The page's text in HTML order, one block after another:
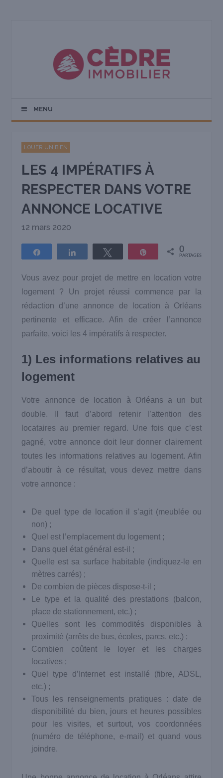
MENU
LOUER UN BIEN
LES 4 IMPÉRATIFS À
RESPECTER DANS VOTRE
ANNONCE LOCATIVE
12 mars 2020
Partagez Partagez Tweetez Épingle 0
PARTAGES
Vous avez pour projet de mettre en location votre
logement ? Un projet réussi commence par la
rédaction d’une annonce de location à Orléans
pertinente et efficace. Afin de créer l’annonce
parfaite, voici les 4 impératifs à respecter.
1) Les informations relatives au
logement
Votre annonce de location à Orléans a un but
double. Il faut d’abord retenir l’attention des
locataires au premier regard. Une fois que c’est
gagné, votre annonce doit leur donner clairement
toutes les informations relatives au logement. Afin
d’aboutir à ce résultat, vous devez mettre dans
votre annonce :
De quel type de location il s’agit (meublée ou
non) ;
Quel est l’emplacement du logement ;
Dans quel état général est-il ;
Quelle est sa surface habitable (indiquez-le en
mètres carrés) ;
De combien de pièces dispose-t-il ;
Le type et la qualité des prestations (balcon,
place de stationnement, etc.) ;
Quelles sont les commodités disponibles à
proximité (arrêts de bus, écoles, parcs, etc.) ;
Combien coûtent le loyer et les charges
locatives ;
Quel type d’Internet est installé (fibre, ADSL,
etc.) ;
Tous les renseignements pratiques : date de
disponibilité du bien, jours et heures possibles
pour les visites, et surtout, vos coordonnées
(numéro de téléphone, e-mail) et quand vous
joindre.